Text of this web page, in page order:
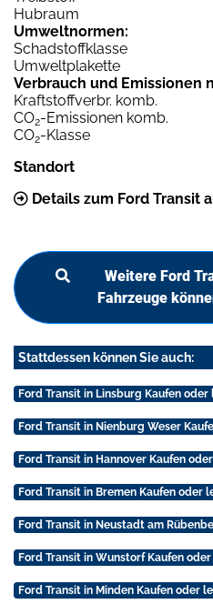
Hubraum
Umweltnormen:
Schadstoffklasse
Umweltplakette
Verbrauch und Emissionen
Kraftstoffverbr. komb.
CO2-Emissionen komb.
CO2-Klasse
Standort
Details zum Ford Transit
Weitere Ford
Fahrzeuge
Stattdessen können Sie auch:
Ford Transit in Linsburg Kaufen oder
Ford Transit in Nienburg Weser
Ford Transit in Hannover Kaufen
Ford Transit in Bremen Kaufen oder
Ford Transit in Neustadt am
Ford Transit in Wunstorf Kaufen
Ford Transit in Minden Kaufen oder